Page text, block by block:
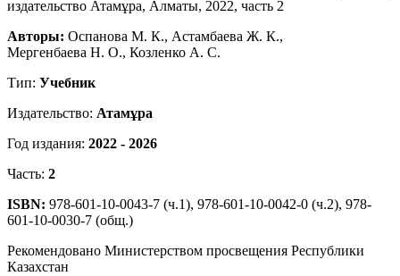
Авторы: Оспанова М. К., Астамбаева Ж. К.,
Мергенбаева Н. О., Козленко А. С.
Тип: Учебник
Издательство: Атамұра
Год издания: 2022 - 2026
Часть: 2
ISBN: 978-601-10-0043-7 (ч.1), 978-601-10-0042-0 (ч.2), 978-
601-10-0030-7 (общ.)
Рекомендовано Министерством просвещения Республики
Казахстан